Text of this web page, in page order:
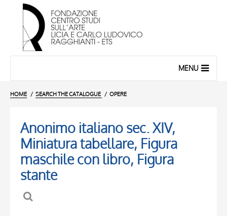
MENU
HOME SEARCH THE CATALOGUE OPERE
Anonimo italiano sec. XIV,
Miniatura tabellare, Figura
maschile con libro, Figura
stante